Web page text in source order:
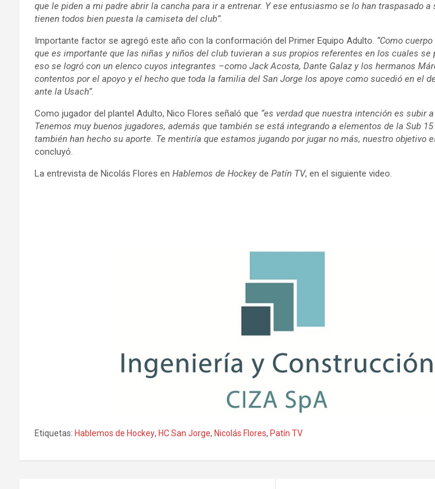
que le piden a mi padre abrir la cancha para ir a entrenar. Y ese entusiasmo se lo han traspasado a
tienen todos bien puesta la camiseta del club”.
Importante factor se agregó este año con la conformación del Primer Equipo Adulto. “Como
que es importante que las niñas y niños del club tuvieran a sus propios referentes en los cuales se
eso se logró con un elenco cuyos integrantes –como Jack Acosta, Dante Galaz y los hermanos
contentos por el apoyo y el hecho que toda la familia del San Jorge los apoye como sucedió en el
ante la Usach”.
Como jugador del plantel Adulto, Nico Flores señaló que “es verdad que nuestra intención es subir
Tenemos muy buenos jugadores, además que también se está integrando a elementos de la Sub
también han hecho su aporte. Te mentiría que estamos jugando por jugar no más, nuestro objetivo
concluyó.
La entrevista de Nicolás Flores en Hablemos de Hockey de Patín TV, en el siguiente video.
Etiquetas: Hablemos de Hockey, HC San Jorge, Nicolás Flores, Patín TV